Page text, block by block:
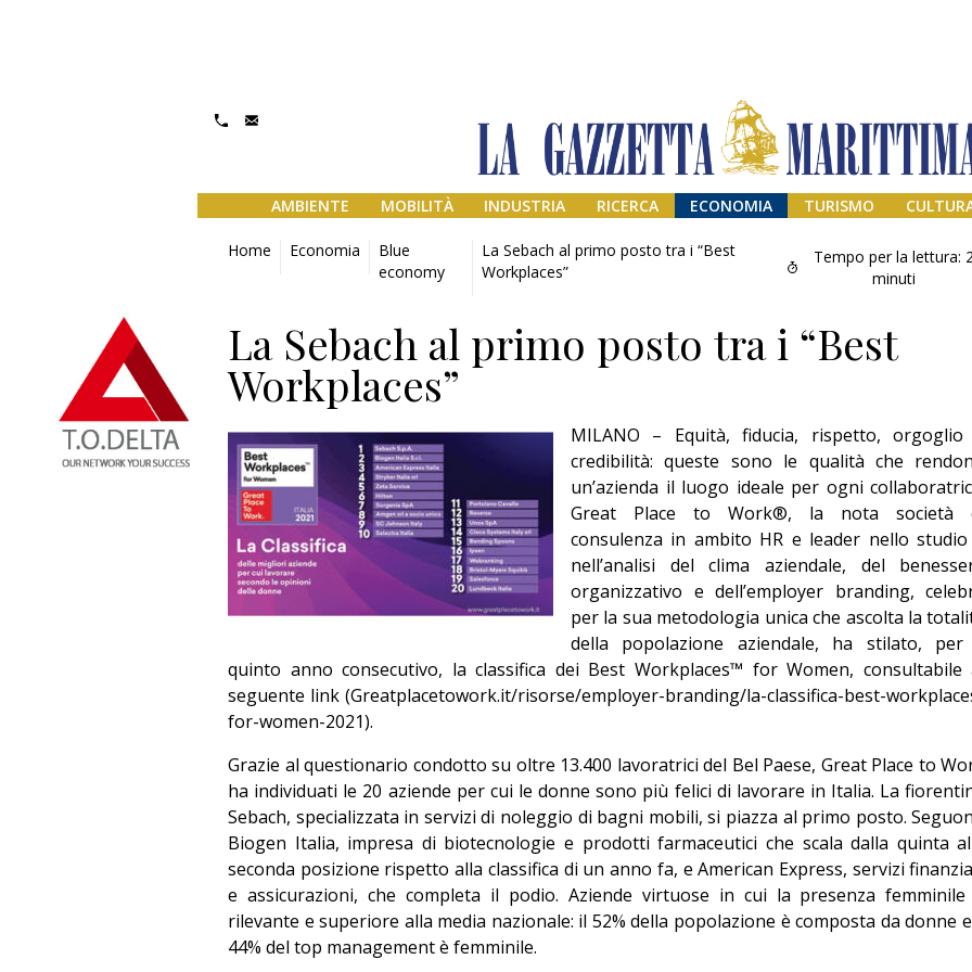
AMBIENTE MOBILITÀ INDUSTRIA RICERCA ECONOMIA TURISMO
Home Economia
Blue
economy
La Sebach al primo posto tra i “Best
Workplaces”
Tempo per la lettura:
minuti
La Sebach al primo posto tra i “Best
Workplaces”
MILANO – Equità, fiducia, rispetto, orgoglio
credibilità: queste sono le qualità che
un’azienda il luogo ideale per ogni
Great Place to Work®, la nota società
consulenza in ambito HR e leader nello studio
nell’analisi del clima aziendale, del
organizzativo e dell’employer branding,
per la sua metodologia unica che ascolta la
della popolazione aziendale, ha stilato,
quinto anno consecutivo, la classifica dei Best Workplaces™ for Women, consultabile
seguente link (Greatplacetowork.it/risorse/employer-branding/la-classifica-best-
for-women-2021).
Grazie al questionario condotto su oltre 13.400 lavoratrici del Bel Paese, Great Place to
ha individuati le 20 aziende per cui le donne sono più felici di lavorare in Italia. La
Sebach, specializzata in servizi di noleggio di bagni mobili, si piazza al primo posto.
Biogen Italia, impresa di biotecnologie e prodotti farmaceutici che scala dalla quinta
seconda posizione rispetto alla classifica di un anno fa, e American Express, servizi
e assicurazioni, che completa il podio. Aziende virtuose in cui la presenza femminile
rilevante e superiore alla media nazionale: il 52% della popolazione è composta da donne
44% del top management è femminile.
Addio amico
Giorgio
Editoriale